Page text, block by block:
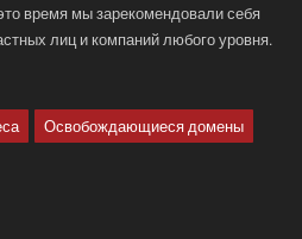
время мы зарекомендовали себя
лиц и компаний любого уровня.
Освобождающиеся домены